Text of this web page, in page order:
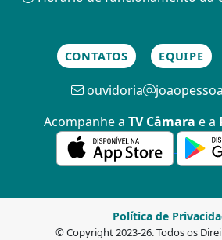
CONTATOS EQUIPE
ouvidoria
Acompanhe a TV Câmara e a
© Copyright 2023-26. Todos os
Política de